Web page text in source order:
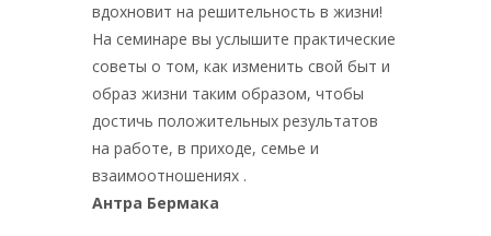
вдохновит на решительность в жизни!
На семинаре вы услышите практические
советы о том, как изменить свой быт и
образ жизни таким образом, чтобы
достичь положительных результатов
на работе, в приходе, семье и
взаимоотношениях .
Антра Бермака